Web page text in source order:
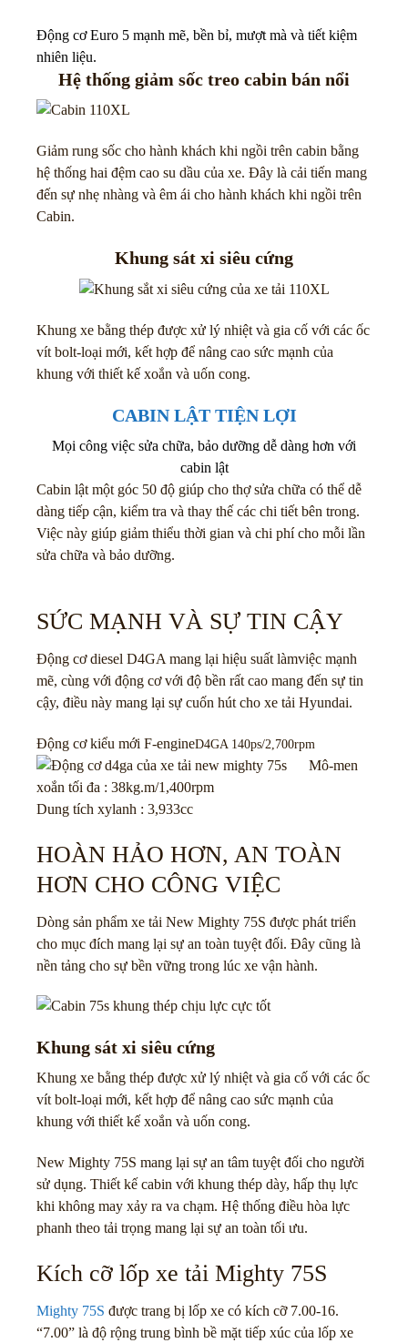
Động cơ Euro 5 mạnh mẽ, bền bỉ, mượt mà và tiết kiệm
nhiên liệu.
Hệ thống giảm sốc treo cabin bán nổi
Giảm rung sốc cho hành khách khi ngồi trên cabin bằng
hệ thống hai đệm cao su dầu của xe. Đây là cải tiến mang
đến sự nhẹ nhàng và êm ái cho hành khách khi ngồi trên
Cabin.
Khung sát xi siêu cứng
Khung xe bằng thép được xử lý nhiệt và gia cố với các ốc
vít bolt-loại mới, kết hợp để nâng cao sức mạnh của
khung với thiết kế xoắn và uốn cong.
CABIN LẬT TIỆN LỢI
Mọi công việc sửa chữa, bảo dưỡng dễ dàng hơn với
cabin lật
Cabin lật một góc 50 độ giúp cho thợ sửa chữa có thể dễ
dàng tiếp cận, kiểm tra và thay thế các chi tiết bên trong.
Việc này giúp giảm thiểu thời gian và chi phí cho mỗi lần
sửa chữa và bảo dưỡng.
SỨC MẠNH VÀ SỰ TIN CẬY
Động cơ diesel D4GA mang lại hiệu suất làmviệc mạnh
mẽ, cùng với động cơ với độ bền rất cao mang đến sự tin
cậy, điều này mang lại sự cuốn hút cho xe tải Hyundai.
Động cơ kiểu mới F-engineD4GA 140ps/2,700rpm
Mô-men
xoắn tối đa : 38kg.m/1,400rpm
Dung tích xylanh : 3,933cc
HOÀN HẢO HƠN, AN TOÀN
HƠN CHO CÔNG VIỆC
Dòng sản phẩm xe tải New Mighty 75S được phát triển
cho mục đích mang lại sự an toàn tuyệt đối. Đây cũng là
nền tảng cho sự bền vững trong lúc xe vận hành.
Khung sát xi siêu cứng
Khung xe bằng thép được xử lý nhiệt và gia cố với các ốc
vít bolt-loại mới, kết hợp để nâng cao sức mạnh của
khung với thiết kế xoắn và uốn cong.
New Mighty 75S mang lại sự an tâm tuyệt đối cho người
sử dụng. Thiết kế cabin với khung thép dày, hấp thụ lực
khi không may xảy ra va chạm. Hệ thống điều hòa lực
phanh theo tải trọng mang lại sự an toàn tối ưu.
Kích cỡ lốp xe tải Mighty 75S
Mighty 75S được trang bị lốp xe có kích cỡ 7.00-16.
“7.00” là độ rộng trung bình bề mặt tiếp xúc của lốp xe